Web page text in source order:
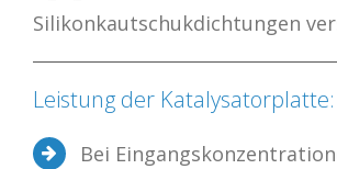
Silikonkautschukdichtungen
Leistung der Katalysatorplatte:
Bei